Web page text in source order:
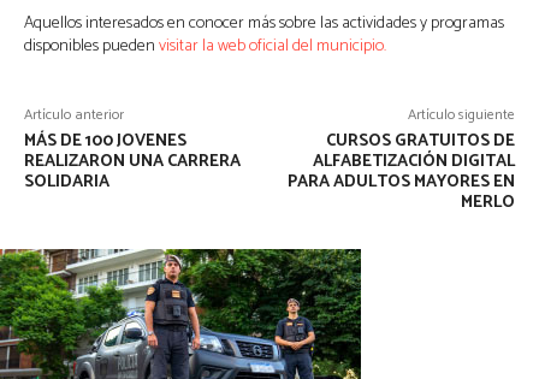
Aquellos interesados en conocer más sobre las actividades y programas
disponibles puedenvisitar la web oficial del municipio.
Artículo anterior
MÁS DE 100 JOVENES
REALIZARON UNA CARRERA
SOLIDARIA
Artículo siguiente
CURSOS GRATUITOS DE
ALFABETIZACIÓN DIGITAL
PARA ADULTOS MAYORES EN
MERLO